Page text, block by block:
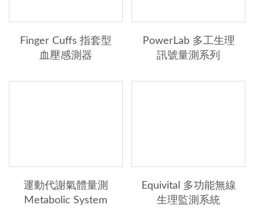
Finger Cuffs 指套型
血壓感測器
PowerLab 多工生理
訊號量測系列
運動代謝氣體量測
Metabolic System
Equivital 多功能無線
生理監測系統